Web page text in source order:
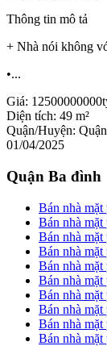
Thông tin mô tả
+ Nhà nói không
•...
Giá:
Diện tích: 49 m²
Quận/Huyện:
01/04/2025
Quận Ba đình
Bán nhà
Bán nhà
Bán nhà
Bán nhà
Bán nhà
Bán nhà
Bán nhà
Bán nhà
Bán nhà
Bán nhà